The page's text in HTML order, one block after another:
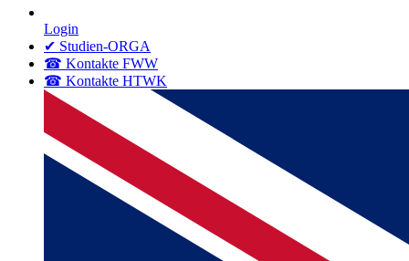
Login
✔ Studien-ORGA
☎ Kontakte FWW
☎ Kontakte HTWK